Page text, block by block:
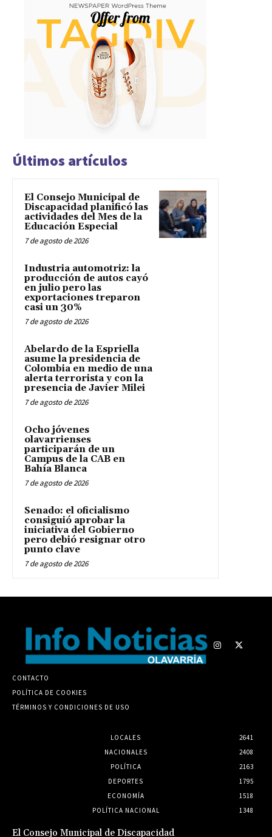
Últimos artículos
El Consejo Municipal de
Discapacidad planificó las
actividades del Mes de la
Educación Especial
7 de agosto de 2026
Industria automotriz: la
producción de autos cayó
en julio pero las
exportaciones treparon
casi un 30%
7 de agosto de 2026
Abelardo de la Espriella
asume la presidencia de
Colombia en medio de una
alerta terrorista y con la
presencia de Javier Milei
7 de agosto de 2026
Ocho jóvenes
olavarrienses
participarán de un
Campus de la CAB en
Bahía Blanca
7 de agosto de 2026
Senado: el oficialismo
consiguió aprobar la
iniciativa del Gobierno
pero debió resignar otro
punto clave
7 de agosto de 2026
CONTACTO
POLÍTICA DE COOKIES
TÉRMINOS Y CONDICIONES DE USO
LOCALES
2641
NACIONALES
2408
POLÍTICA
2163
DEPORTES
1795
ECONOMÍA
1518
POLÍTICA NACIONAL
1348
El Consejo Municipal de Discapacidad